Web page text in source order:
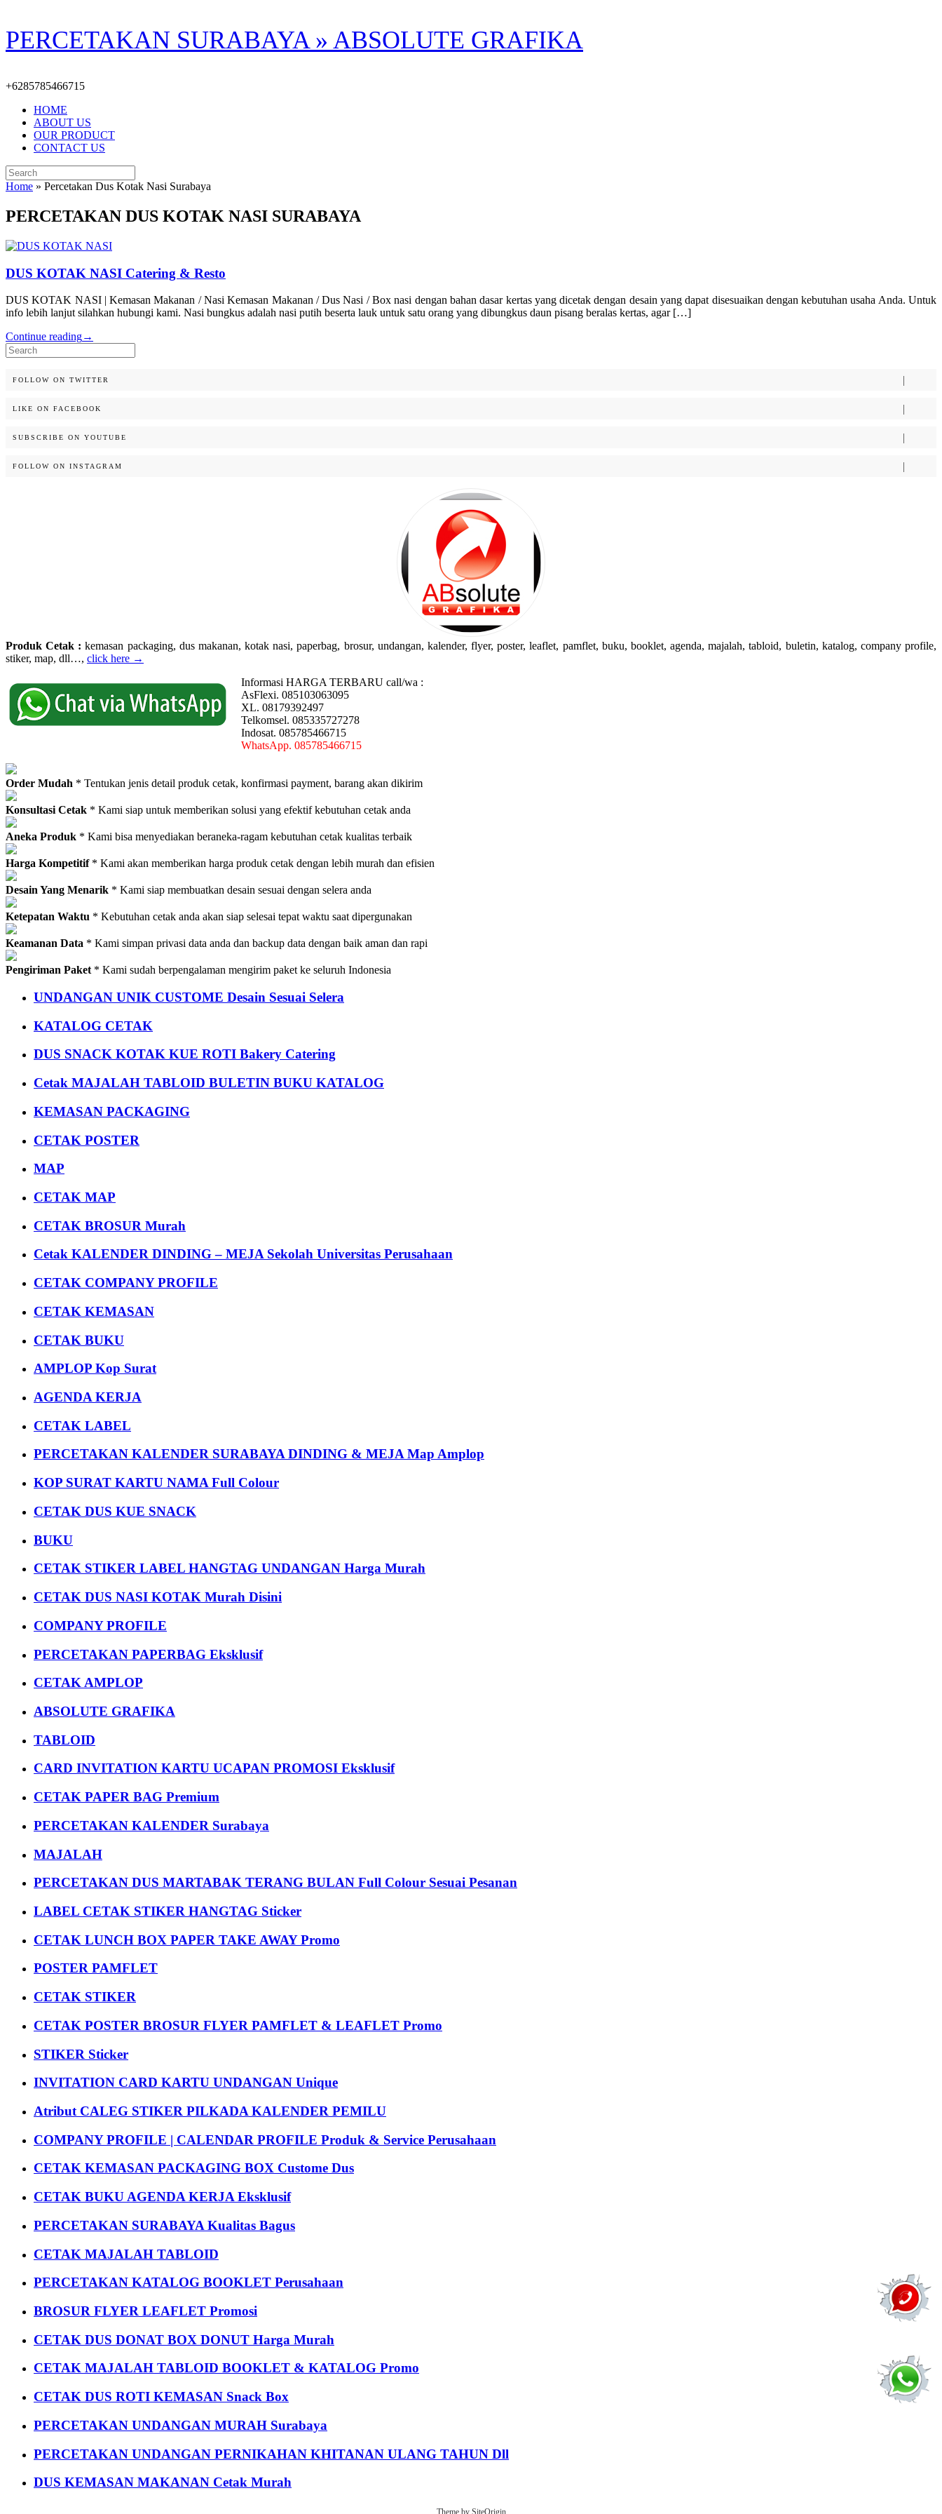
Skip
to
content
PERCETAKAN SURABAYA » ABSOLUTE GRAFIKA
+6285785466715
HOME
ABOUT US
OUR PRODUCT
CONTACT US
Search
for:
Home » Percetakan Dus Kotak Nasi Surabaya
PERCETAKAN DUS KOTAK NASI SURABAYA
DUS KOTAK NASI Catering & Resto
DUS KOTAK NASI | Kemasan Makanan / Nasi Kemasan Makanan / Dus Nasi / Box nasi dengan bahan dasar kertas yang dicetak dengan desain yang dapat disesuaikan dengan kebutuhan usaha Anda. Untuk
info lebih lanjut silahkan hubungi kami. Nasi bungkus adalah nasi putih beserta lauk untuk satu orang yang dibungkus daun pisang beralas kertas, agar […]
Continue reading→
Search
for:
FOLLOW ON TWITTER
LIKE ON FACEBOOK
SUBSCRIBE ON YOUTUBE
FOLLOW ON INSTAGRAM
Produk Cetak : kemasan packaging, dus makanan, kotak nasi, paperbag, brosur, undangan, kalender, flyer, poster, leaflet, pamflet, buku, booklet, agenda, majalah, tabloid, buletin, katalog, company profile,
stiker, map, dll…, click here →
Informasi HARGA TERBARU call/wa :
AsFlexi. 085103063095
XL. 08179392497
Telkomsel. 085335727278
Indosat. 085785466715
WhatsApp. 085785466715
Order Mudah * Tentukan jenis detail produk cetak, konfirmasi payment, barang akan dikirim
Konsultasi Cetak * Kami siap untuk memberikan solusi yang efektif kebutuhan cetak anda
Aneka Produk * Kami bisa menyediakan beraneka-ragam kebutuhan cetak kualitas terbaik
Harga Kompetitif* Kami akan memberikan harga produk cetak dengan lebih murah dan efisien
Desain Yang Menarik * Kami siap membuatkan desain sesuai dengan selera anda
Ketepatan Waktu * Kebutuhan cetak anda akan siap selesai tepat waktu saat dipergunakan
Keamanan Data * Kami simpan privasi data anda dan backup data dengan baik aman dan rapi
Pengiriman Paket * Kami sudah berpengalaman mengirim paket ke seluruh Indonesia
UNDANGAN UNIK CUSTOME Desain Sesuai Selera
KATALOG CETAK
DUS SNACK KOTAK KUE ROTI Bakery Catering
Cetak MAJALAH TABLOID BULETIN BUKU KATALOG
KEMASAN PACKAGING
CETAK POSTER
MAP
CETAK MAP
CETAK BROSUR Murah
Cetak KALENDER DINDING – MEJA Sekolah Universitas Perusahaan
CETAK COMPANY PROFILE
CETAK KEMASAN
CETAK BUKU
AMPLOP Kop Surat
AGENDA KERJA
CETAK LABEL
PERCETAKAN KALENDER SURABAYA DINDING & MEJA Map Amplop
KOP SURAT KARTU NAMA Full Colour
CETAK DUS KUE SNACK
BUKU
CETAK STIKER LABEL HANGTAG UNDANGAN Harga Murah
CETAK DUS NASI KOTAK Murah Disini
COMPANY PROFILE
PERCETAKAN PAPERBAG Eksklusif
CETAK AMPLOP
ABSOLUTE GRAFIKA
TABLOID
CARD INVITATION KARTU UCAPAN PROMOSI Eksklusif
CETAK PAPER BAG Premium
PERCETAKAN KALENDER Surabaya
MAJALAH
PERCETAKAN DUS MARTABAK TERANG BULAN Full Colour Sesuai Pesanan
LABEL CETAK STIKER HANGTAG Sticker
CETAK LUNCH BOX PAPER TAKE AWAY Promo
POSTER PAMFLET
CETAK STIKER
CETAK POSTER BROSUR FLYER PAMFLET & LEAFLET Promo
STIKER Sticker
INVITATION CARD KARTU UNDANGAN Unique
Atribut CALEG STIKER PILKADA KALENDER PEMILU
COMPANY PROFILE | CALENDAR PROFILE Produk & Service Perusahaan
CETAK KEMASAN PACKAGING BOX Custome Dus
CETAK BUKU AGENDA KERJA Eksklusif
PERCETAKAN SURABAYA Kualitas Bagus
CETAK MAJALAH TABLOID
PERCETAKAN KATALOG BOOKLET Perusahaan
BROSUR FLYER LEAFLET Promosi
CETAK DUS DONAT BOX DONUT Harga Murah
CETAK MAJALAH TABLOID BOOKLET & KATALOG Promo
CETAK DUS ROTI KEMASAN Snack Box
PERCETAKAN UNDANGAN MURAH Surabaya
PERCETAKAN UNDANGAN PERNIKAHAN KHITANAN ULANG TAHUN Dll
DUS KEMASAN MAKANAN Cetak Murah
Theme by SiteOrigin